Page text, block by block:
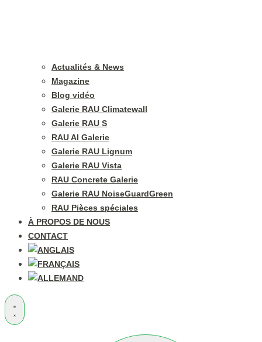
Actualités & News
Magazine
Blog vidéo
Galerie RAU Climatewall
Galerie RAU S
RAU Al Galerie
Galerie RAU Lignum
Galerie RAU Vista
RAU Concrete Galerie
Galerie RAU NoiseGuardGreen
RAU Pièces spéciales
À PROPOS DE NOUS
CONTACT